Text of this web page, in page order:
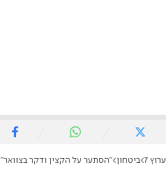
ערוץ 7 ביטחון "הסתער על הקצין ודקר בצוואר"